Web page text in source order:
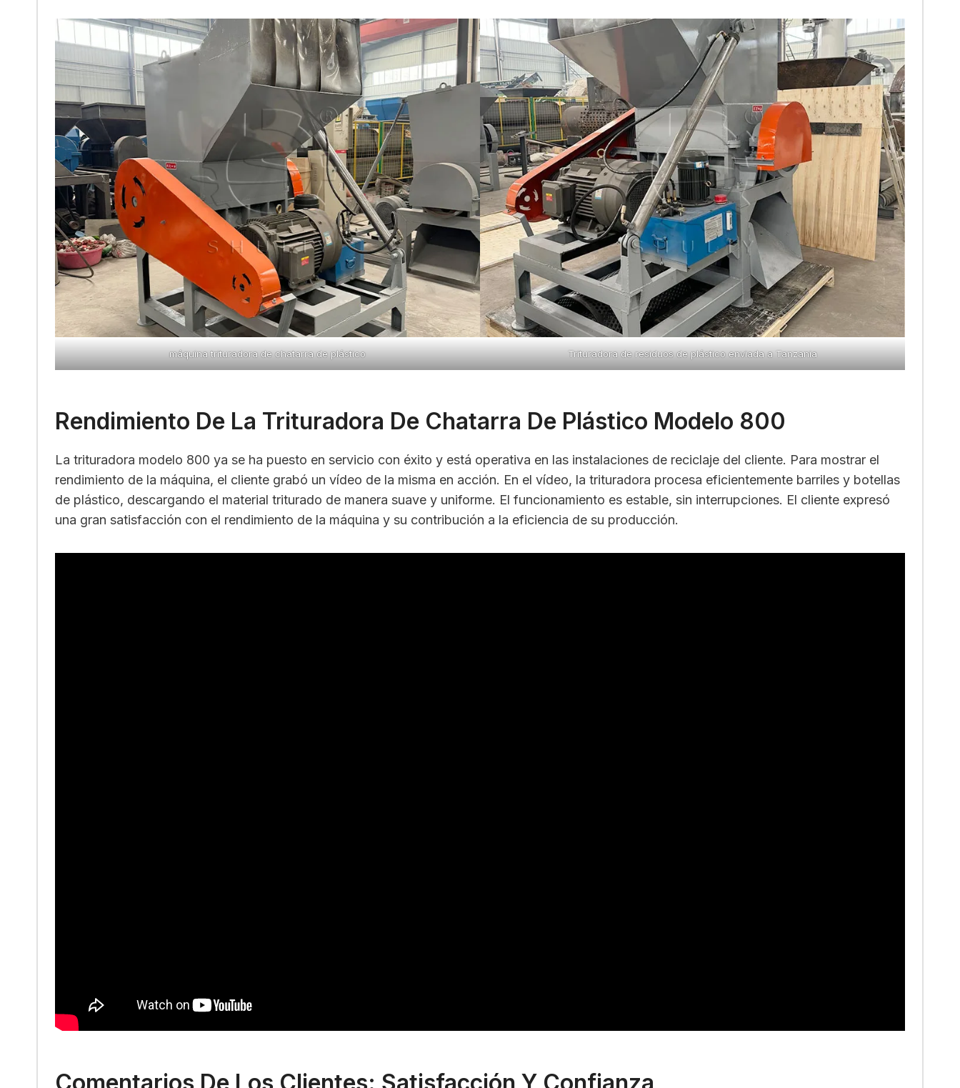
máquina trituradora de chatarra de plástico Trituradora de residuos de plástico enviada a Tanzania
Rendimiento De La Trituradora De Chatarra De Plástico Modelo 800
La trituradora modelo 800 ya se ha puesto en servicio con éxito y está operativa en las instalaciones de reciclaje del cliente. Para mostrar el
rendimiento de la máquina, el cliente grabó un vídeo de la misma en acción. En el vídeo, la trituradora procesa eficientemente barriles y botellas
de plástico, descargando el material triturado de manera suave y uniforme. El funcionamiento es estable, sin interrupciones. El cliente expresó
una gran satisfacción con el rendimiento de la máquina y su contribución a la eficiencia de su producción.
Comentarios De Los Clientes: Satisfacción Y Confianza